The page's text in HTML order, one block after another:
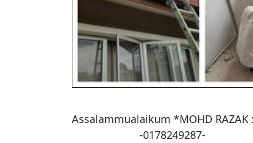
Assalammualaikum *MOHD RAZAK